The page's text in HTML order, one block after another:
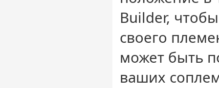
Builder,
своего
может быть
ваших